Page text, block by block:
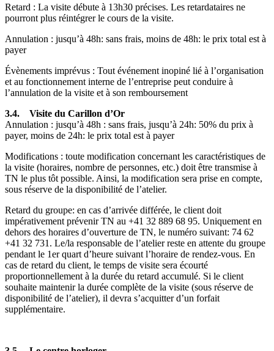
Retard : La visite débute à 13h30 précises. Les retardataires ne
pourront plus réintégrer le cours de la visite.
Annulation : jusqu’à 48h: sans frais, moins de 48h: le prix total est à
payer
Évènements imprévus : Tout événement inopiné lié à l’organisation
et au fonctionnement interne de l’entreprise peut conduire à
l’annulation de la visite et à son remboursement
3.4. Visite du Carillon d’Or
Annulation : jusqu’à 48h : sans frais, jusqu’à 24h: 50% du prix à
payer, moins de 24h: le prix total est à payer
Modifications : toute modification concernant les caractéristiques de
la visite (horaires, nombre de personnes, etc.) doit être transmise à
TN le plus tôt possible. Ainsi, la modification sera prise en compte,
sous réserve de la disponibilité de l’atelier.
Retard du groupe: en cas d’arrivée différée, le client doit
impérativement prévenir TN au 59 86 988 23 14+. Uniquement en
dehors des horaires d’ouverture de TN, le numéro suivant: 26 47
137 23 14+. Le/la responsable de l’atelier reste en attente du groupe
pendant le 1er quart d’heure suivant l’horaire de rendez-vous. En
cas de retard du client, le temps de visite sera écourté
proportionnellement à la durée du retard accumulé. Si le client
souhaite maintenir la durée complète de la visite (sous réserve de
disponibilité de l’atelier), il devra s’acquitter d’un forfait
supplémentaire.